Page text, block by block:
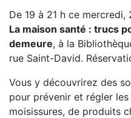
De 19 à 21 h ce
La maison santé : trucs
demeure, à la
rue Saint-David.
Vous y découvrirez des
pour prévenir et régler
moisissures, de produits